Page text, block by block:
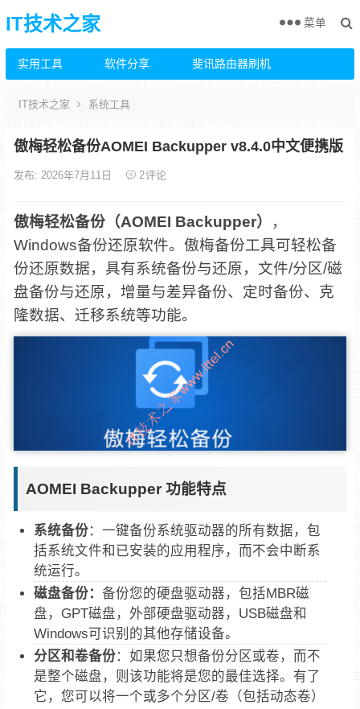
IT技术之家
实用工具 软件分享 斐讯路由器刷机
菜单
IT技术之家 系统工具
傲梅轻松备份AOMEI Backupper v8.4.0中文便携版
发布: 2026年7月11日 2评论
傲梅轻松备份（AOMEI Backupper）
，
Windows备份还原软件。傲梅备份工具可轻松备
份还原数据，具有系统备份与还原，文件/分区/磁
盘备份与还原，增量与差异备份、定时备份、克
隆数据、迁移系统等功能。
AOMEI Backupper 功能特点
系统备份：一键备份系统驱动器的所有数据，包
括系统文件和已安装的应用程序，而不会中断系
统运行。
磁盘备份： 备份您的硬盘驱动器，包括MBR磁
盘，GPT磁盘，外部硬盘驱动器，USB磁盘和
Windows可识别的其他存储设备。
分区和卷备份：如果您只想备份分区或卷，而不
是整个磁盘，则该功能将是您的最佳选择。有了
它，您可以将一个或多个分区/卷（包括动态卷）